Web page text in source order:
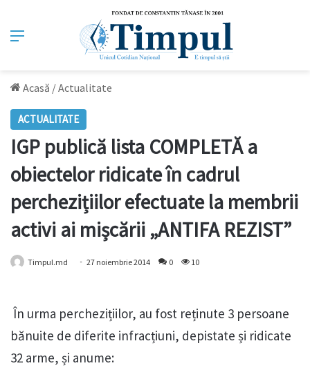
Meniu
Acasă /Actualitate
ACTUALITATE
IGP publică lista COMPLETĂ a
obiectelor ridicate în cadrul
perchezițiilor efectuate la membrii
activi ai mișcării „ANTIFA REZIST”
Timpul.md 27 noiembrie 2014 0 10
În urma perchezițiilor, au fost reținute 3 persoane
bănuite de diferite infracțiuni, depistate și ridicate
32 arme, și anume: